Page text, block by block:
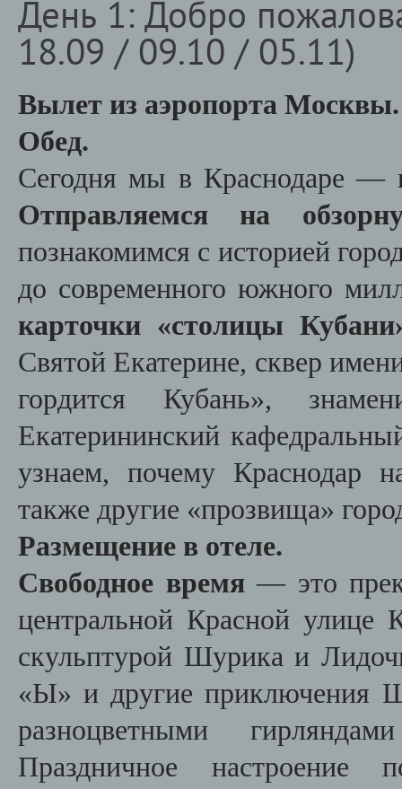
День 1: Добро
18.09 / 09.10 / 05.11)
Вылет из аэропорта
Обед.
Сегодня мы в Краснодаре —
Отправляемся на
познакомимся с историей
до современного южного
карточки «столицы
Святой Екатерине, сквер
гордится Кубань»,
Екатерининский
узнаем, почему Краснодар
также другие «прозвища»
Размещение в отеле.
Свободное время— это
центральной Красной улице
скульптурой Шурика и
«Ы» и другие приключения
разноцветными
Праздничное